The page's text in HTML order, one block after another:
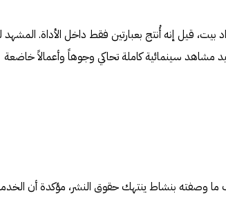
قيل إنه أُنتج بعبارتين فقط داخل الأداة. المشهد
مشاهد سينمائية كاملة تحاكي وجوهاً وأعمالاً خاضعة
ما وصفته بنشاط ينتهك حقوق النشر، مؤكدة أن